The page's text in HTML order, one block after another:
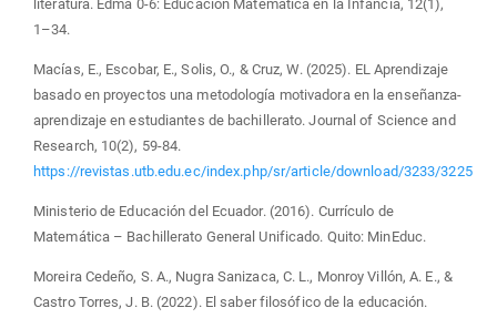
literatura. Edma 0-6: Educación Matemática en la Infancia, 12(1),
1–34.
Macías, E., Escobar, E., Solis, O., & Cruz, W. (2025). EL Aprendizaje
basado en proyectos una metodología motivadora en la enseñanza-
aprendizaje en estudiantes de bachillerato. Journal of Science and
Research, 10(2), 59-84.
https://revistas.utb.edu.ec/index.php/sr/article/download/3233/3225
Ministerio de Educación del Ecuador. (2016). Currículo de
Matemática – Bachillerato General Unificado. Quito: MinEduc.
Moreira Cedeño, S. A., Nugra Sanizaca, C. L., Monroy Villón, A. E., &
Castro Torres, J. B. (2022). El saber filosófico de la educación.